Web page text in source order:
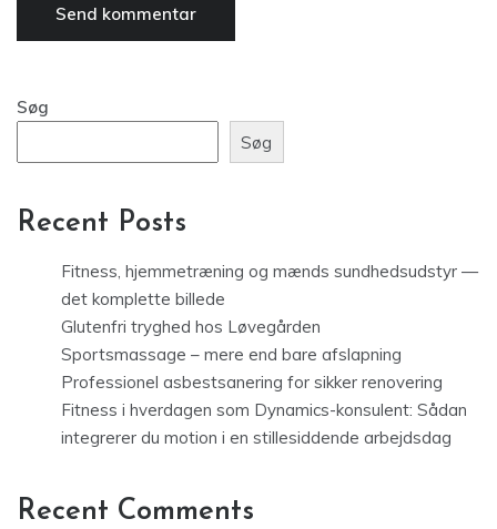
Søg
Søg
Recent Posts
Fitness, hjemmetræning og mænds sundhedsudstyr —
det komplette billede
Glutenfri tryghed hos Løvegården
Sportsmassage – mere end bare afslapning
Professionel asbestsanering for sikker renovering
Fitness i hverdagen som Dynamics-konsulent: Sådan
integrerer du motion i en stillesiddende arbejdsdag
Recent Comments